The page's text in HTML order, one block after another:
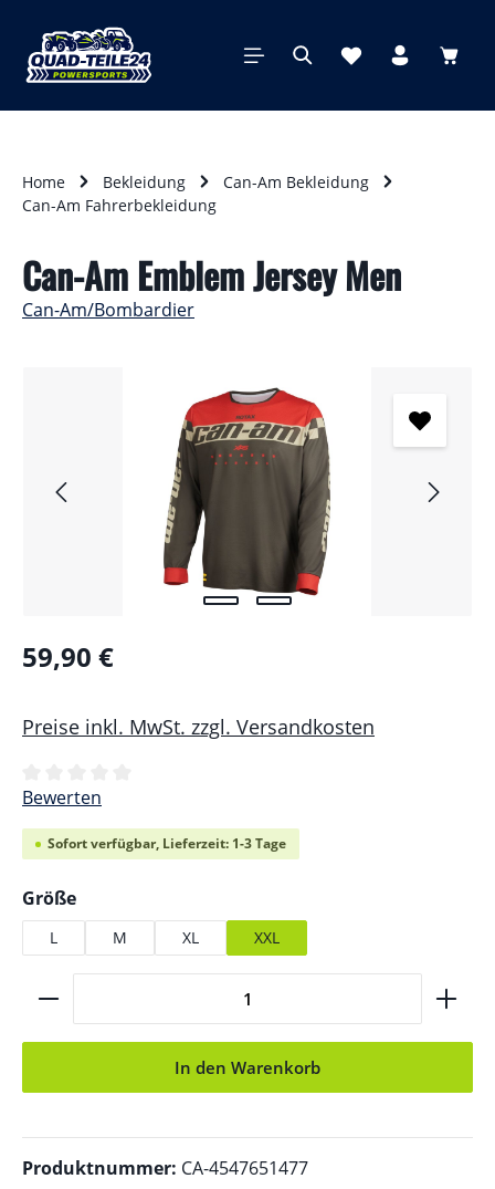
springen
Home Bekleidung
Can-Am Bekleidung
Can-Am Fahrerbekleidung
Can-Am Emblem Jersey Men
Can-Am/Bombardier
59,90 €
Preise inkl. MwSt. zzgl. Versandkosten
Durchschnittliche Bewertung von 0 von 5 Sternen
Bewerten
Sofort verfügbar, Lieferzeit: 1-3 Tage
Größeauswählen
L M XL XXL
Produkt Anzahl: Gib den gewünschten Wert ein
In den Warenkorb
Produktnummer: CA-4547651477